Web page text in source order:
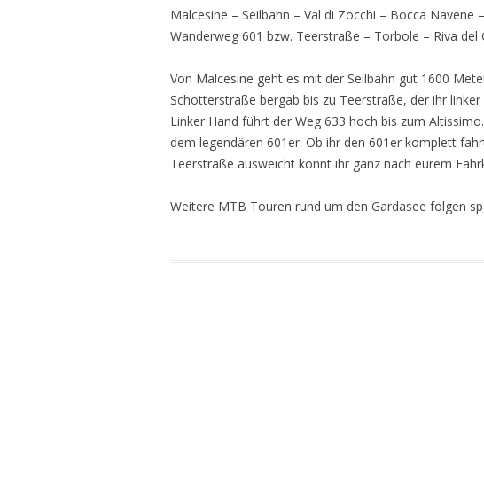
Malcesine – Seilbahn – Val di Zocchi – Bocca Navene
Wanderweg 601 bzw. Teerstraße – Torbole – Riva del
Von Malcesine geht es mit der Seilbahn gut 1600
Schotterstraße bergab bis zu Teerstraße, der ihr
Linker Hand führt der Weg 633 hoch bis zum
dem legendären 601er. Ob ihr den 601er komplett
Teerstraße ausweicht könnt ihr ganz nach eurem
Weitere MTB Touren rund um den Gardasee folgen